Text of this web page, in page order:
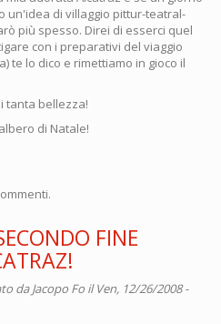
un'idea di villaggio pittur-teatral-
più spesso. Direi di esserci quel
con i preparativi del viaggio
te lo dico e rimettiamo in gioco il
tanta bellezza!
di Natale!
FINE
daJacopo Fo il Ven, 12/26/2008 -